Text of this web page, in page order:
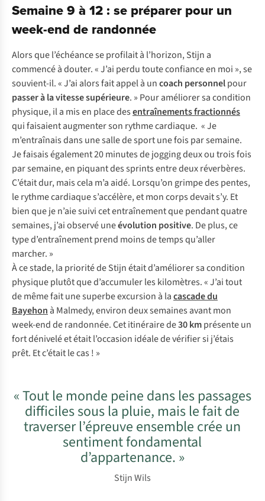
Semaine 9 à 12 : se préparer pour un
week-end de randonnée
Alors que l’échéance se profilait à l’horizon, Stijn a
commencé à douter. « J’ai perdu toute confiance en moi », se
souvient-il. « J’ai alors fait appel à uncoach personnelpour
passer à la vitesse supérieure. » Pour améliorer sa condition
physique, il a mis en place desentraînements fractionnés
qui faisaient augmenter son rythme cardiaque. « Je
m’entraînais dans une salle de sport une fois par semaine.
Je faisais également 20 minutes de jogging deux ou trois fois
par semaine, en piquant des sprints entre deux réverbères.
C’était dur, mais cela m’a aidé. Lorsqu’on grimpe des pentes,
le rythme cardiaque s’accélère, et mon corps devait s’y. Et
bien que je n’aie suivi cet entraînement que pendant quatre
semaines, j’ai observé uneévolution positive. De plus, ce
type d’entraînement prend moins de temps qu’aller
marcher. »
À ce stade, la priorité de Stijn était d’améliorer sa condition
physique plutôt que d’accumuler les kilomètres. « J’ai tout
de même fait une superbe excursion à lacascade du
Bayehon à Malmedy, environ deux semaines avant mon
week-end de randonnée. Cet itinéraire de30 kmprésente un
fort dénivelé et était l’occasion idéale de vérifier si j’étais
prêt. Et c’était le cas ! »
« Tout le monde peine dans les passages
difficiles sous la pluie, mais le fait de
traverser l’épreuve ensemble crée un
sentiment fondamental
d’appartenance. »
Stijn Wils